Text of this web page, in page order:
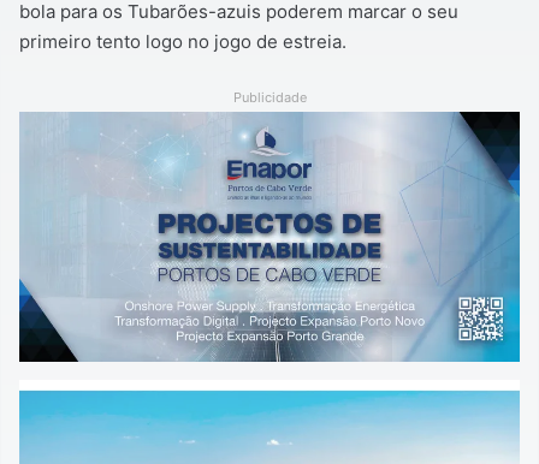
bola para os Tubarões-azuis poderem marcar o seu
primeiro tento logo no jogo de estreia.
Publicidade